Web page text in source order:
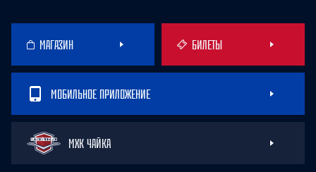
МАГАЗИН БИЛЕТЫ
МОБИЛЬНОЕ ПРИЛОЖЕНИЕ
МХК ЧАЙКА